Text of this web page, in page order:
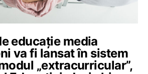
educație media
va fi lansat în sistem
„extracurricular”,